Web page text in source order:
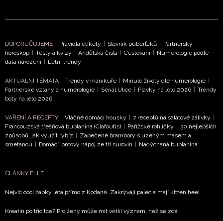
DOPORUČUJEME Pravidla etikety Slovník puberťáků
Partnerský
horoskop
Testy a kvízy Andělská čísla Cestování
Numerologie podle
data narození
Letní trendy
AKTUÁLNÍ TÉMATA Trendy v manikúře Minulé životy dle numerologie
Partnerské vztahy a numerologie
Seriál Ulice Plavky na léto 2026
Trendy
boty na léto 2026
VAŘENÍ A RECEPTY Vláčné domácí housky 7 receptů na salátové zálivky
Francouzská třešňová bublanina (Clafoutis)
Pařížské rohlíčky
30 nejlepších
způsobů, jak využít rybíz
Zapečené brambory s uzeným masem a
smetanou
Domácí iontový nápoj ze tří surovin Nadýchaná bublanina
ČLÁNKY ELLE
Nejvíc cool žabky léta přímo z Kodaně. Zakrývají palec a mají kitten heel
Kreatin po třicítce? Pro ženy může mít větší význam, než se zdá